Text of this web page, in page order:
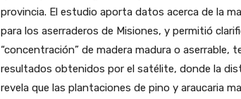
provincia. El estudio aporta datos acerca de la
para los aserraderos de Misiones, y permitió
“concentración” de madera madura o aserrable,
resultados obtenidos por el satélite, donde la
revela que las plantaciones de pino y araucaria